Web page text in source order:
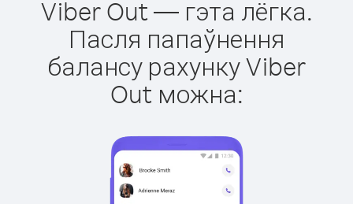
Viber Out — гэта лёгка.
Пасля папаўнення
балансу рахунку Viber
Out можна: